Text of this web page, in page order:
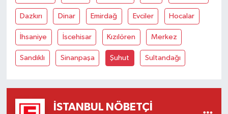
Dazkırı Dinar Emirdağ Evciler Hocalar
İhsaniye İscehisar Kızılören Merkez
Sandıklı Sinanpaşa Şuhut Sultandağı
İSTANBUL NÖBETÇI